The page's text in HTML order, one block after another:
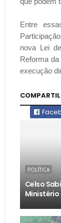
Entre
nova Lei
Reforma
execução
POLÍTICA
Celso
Ministério